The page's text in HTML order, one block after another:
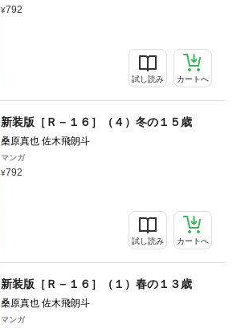
792
試し読み カートへ
新装版［Ｒ－１６］（４）冬の１５歳
桑原真也 佐木飛朗斗
マンガ
792
試し読み カートへ
新装版［Ｒ－１６］（１）春の１３歳
桑原真也 佐木飛朗斗
マンガ